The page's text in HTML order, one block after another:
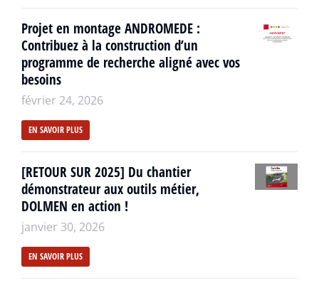
Projet en montage ANDROMEDE :
Contribuez à la construction d’un
programme de recherche aligné avec vos
besoins
février 24, 2026
EN SAVOIR PLUS
[RETOUR SUR 2025] Du chantier
démonstrateur aux outils métier,
DOLMEN en action !
janvier 30, 2026
EN SAVOIR PLUS